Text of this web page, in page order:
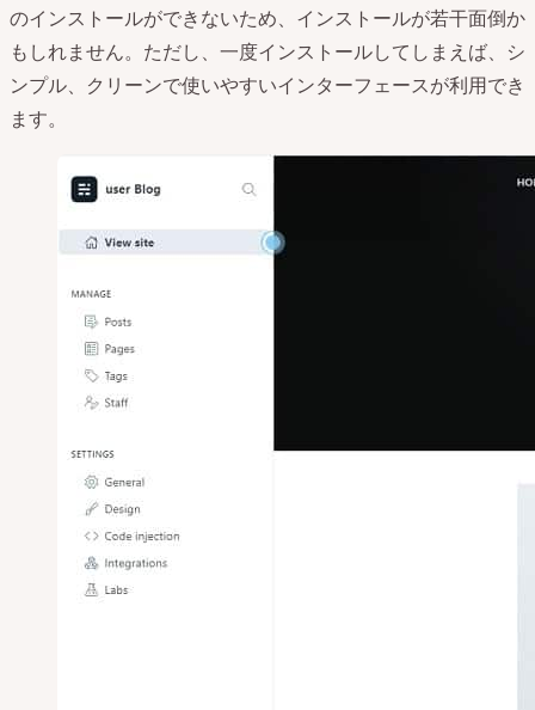
のインストールができないため、インストールが若干面倒か
もしれません。ただし、一度インストールしてしまえば、シ
ンプル、クリーンで使いやすいインターフェースが利用でき
ます。